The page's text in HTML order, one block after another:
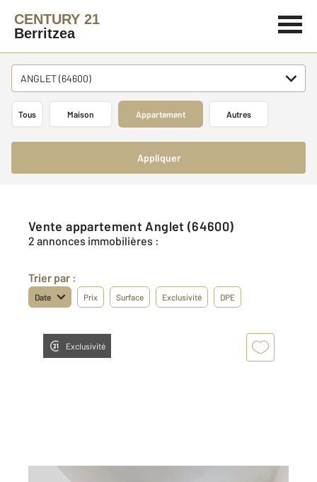
CENTURY 21
Berritzea
ANGLET (64600)
Tous Maison Appartement Autres
Appliquer
Vente appartement Anglet (64600)
2 annonces immobilières :
Trier par :
Date Prix Surface Exclusivité DPE
Exclusivité